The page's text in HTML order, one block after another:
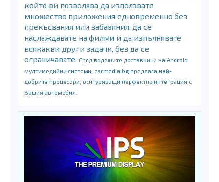
който ви позволява да използвате
множество приложения едновременно без
прекъсвания или забавяния, да се
наслаждавате на филми и да изпълнявате
всякакви други задачи, без да се
ограничавате. Сред водещите доставчици на Android
мултимедийни системи, carmedia.bg предлага най-
добрите процесори, осигуряващи перфектна интеграция с
Вашия автомобил.